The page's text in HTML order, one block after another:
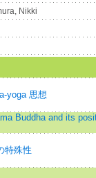
Nikki
yoga 思想
Buddha and its
特殊性